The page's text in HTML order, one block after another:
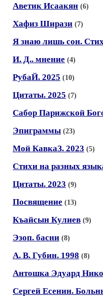
Аветик Исаакян (6)
Хафиз Ширази (7)
Я знаю лишь сон.
И. Д.. мнение (4)
РубаЙ. 2025 (10)
Цитаты. 2025 (7)
Сабор Парижской
Эпиграммы (23)
Мой КавкаЗ. 2023 (5)
Стихи на разных
Цитаты. 2023 (9)
Посвящение (13)
Къайсын Кулиев (9)
Эзоп. басни (8)
А. В. Губин. 1998 (8)
Антошка Эдуард
Сергей Есенин.